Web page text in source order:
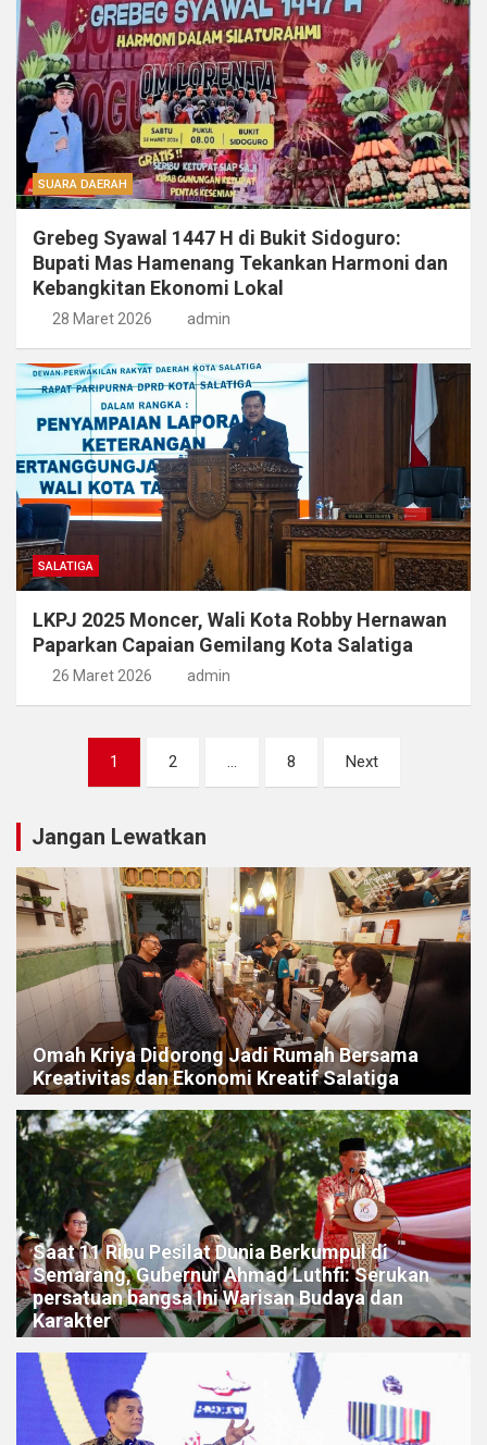
SUARA DAERAH
Grebeg Syawal 1447 H di Bukit Sidoguro:
Bupati Mas Hamenang Tekankan Harmoni dan
Kebangkitan Ekonomi Lokal
28 Maret 2026 admin
SALATIGA
LKPJ 2025 Moncer, Wali Kota Robby Hernawan
Paparkan Capaian Gemilang Kota Salatiga
26 Maret 2026 admin
Paginasi
1 2 … 8 Next
Jangan Lewatkan
Omah Kriya Didorong Jadi Rumah Bersama
Kreativitas dan Ekonomi Kreatif Salatiga
Saat 11 Ribu Pesilat Dunia Berkumpul di
Semarang, Gubernur Ahmad Luthfi: Serukan
persatuan bangsa Ini Warisan Budaya dan
Karakter